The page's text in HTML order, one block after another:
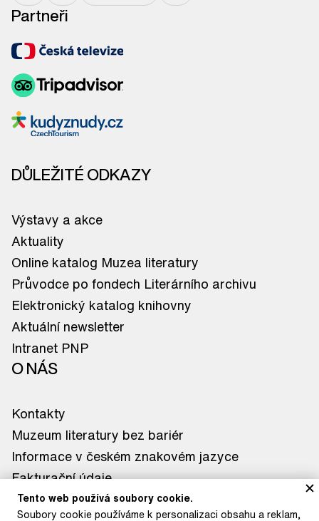
Partneři
DŮLEŽITÉ ODKAZY
Výstavy a akce
Aktuality
Online katalog Muzea literatury
Průvodce po fondech Literárního archivu
Elektronický katalog knihovny
Aktuální newsletter
Intranet PNP
O NÁS
Kontakty
Muzeum literatury bez bariér
Informace v českém znakovém jazyce
Fakturační údaje
Tiskové zprávy
Tento web používá soubory cookie.
Soubory cookie používáme k personalizaci obsahu a reklam,